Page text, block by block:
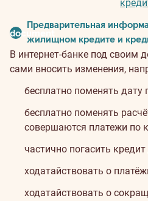
document
Предварительная
жилищном кредите и
В интернет-банке под своим
сами вносить изменения,
бесплатно поменять дату
бесплатно поменять
совершаются платежи по
частично погасить
ходатайствовать о
ходатайствовать о